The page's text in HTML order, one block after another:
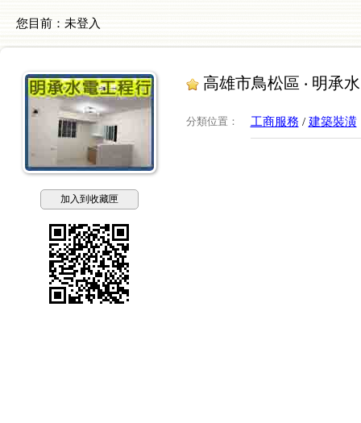
您目前： 未登入
加入到收藏匣
高雄市鳥松區 ‧ 明承
分類位置 ： 工商服務 / 建築裝潢